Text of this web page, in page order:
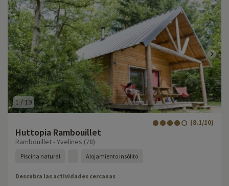
1 / 19
Huttopia Rambouillet
(8.1/10)
Rambouillet - Yvelines (78)
Piscina natural Alojamiento insólito
Descubra las actividades cercanas